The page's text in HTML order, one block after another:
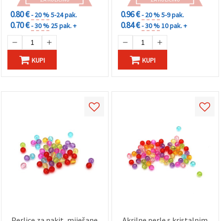
0.80 €- 20 %5-24 pak.
0.70 €- 30 % 25 pak. +
KUPI
0.96 €- 20 %5-9 pak.
0.84 €- 30 %10 pak. +
KUPI